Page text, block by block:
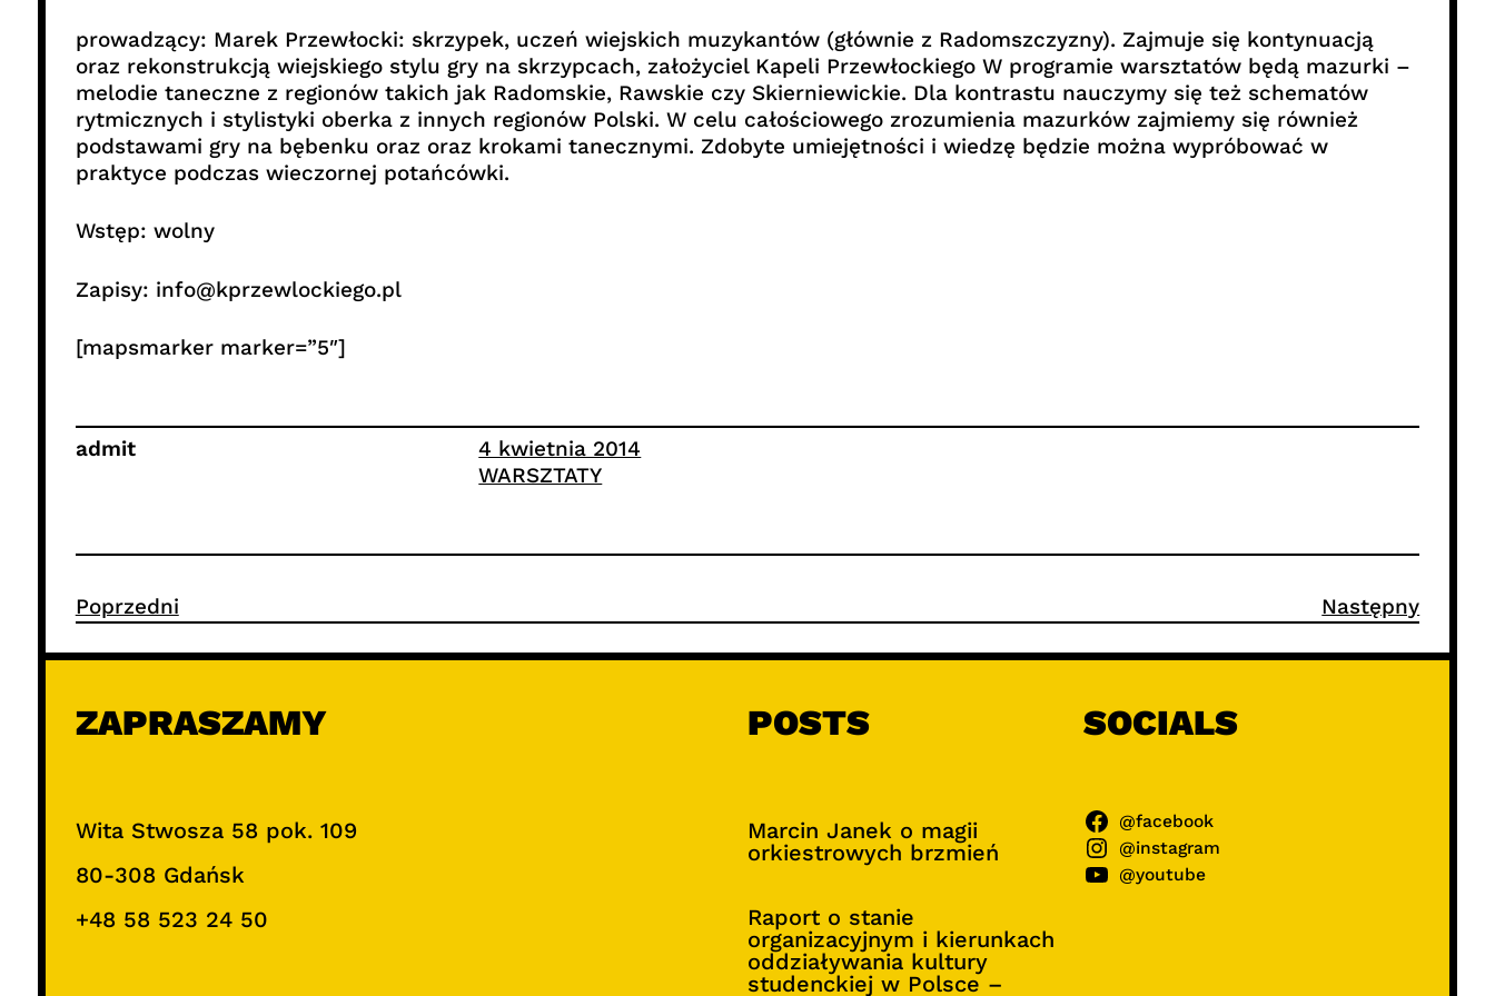
prowadzący: Marek Przewłocki: skrzypek, uczeń wiejskich muzykantów (głównie z Radomszczyzny). Zajmuje się kontynuacją
oraz rekonstrukcją wiejskiego stylu gry na skrzypcach, założyciel Kapeli Przewłockiego W programie warsztatów będą mazurki –
melodie taneczne z regionów takich jak Radomskie, Rawskie czy Skierniewickie. Dla kontrastu nauczymy się też schematów
rytmicznych i stylistyki oberka z innych regionów Polski. W celu całościowego zrozumienia mazurków zajmiemy się również
podstawami gry na bębenku oraz oraz krokami tanecznymi. Zdobyte umiejętności i wiedzę będzie można wypróbować w
praktyce podczas wieczornej potańcówki.
Wstęp: wolny
Zapisy: info@kprzewlockiego.pl
[mapsmarker marker=”5″]
admit
4 kwietnia 2014
WARSZTATY
Poprzedni Następny
ZAPRASZAMY
Wita Stwosza 58 pok. 109
80-308 Gdańsk
+48 58 523 24 50
POSTS
Marcin Janek o magii
orkiestrowych brzmień
Raport o stanie
organizacyjnym i kierunkach
oddziaływania kultury
studenckiej w Polsce –
SOCIALS
@facebook
@instagram
@youtube